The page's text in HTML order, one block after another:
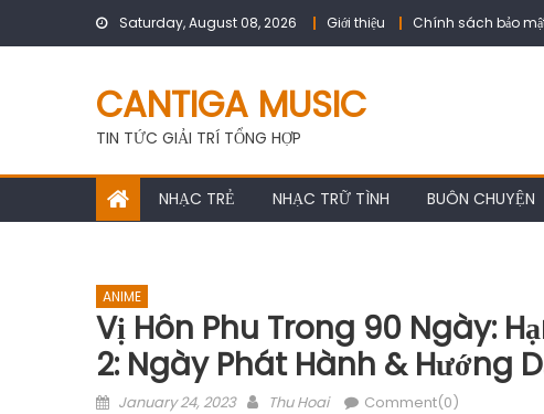
Saturday, August 08, 2026 Giới thiệu Chính sách bảo
CANTIGA MUSIC
TIN TỨC GIẢI TRÍ TỔNG HỢP
NHẠC TRẺ NHẠC TRỮ TÌNH BUÔN CHUYỆN
ANIME
Vị Hôn Phu Trong 90 Ngày:
2: Ngày Phát Hành & Hướng
Posted
January 24, 2023 Author
Thu Hoai Comment(0)